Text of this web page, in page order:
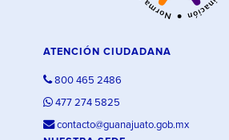
ATENCIÓN CIUDADANA
800 465 2486
477 274 5825
contacto@guanajuato.gob.mx